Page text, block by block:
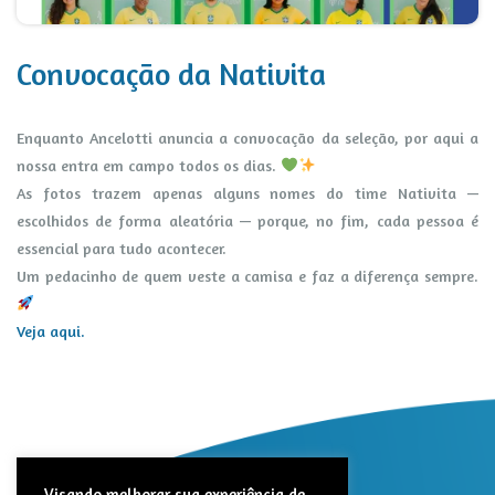
Convocação da Nativita
Enquanto Ancelotti anuncia a convocação da seleção, por aqui a
nossa entra em campo todos os dias.
As fotos trazem apenas alguns nomes do time Nativita —
escolhidos de forma aleatória — porque, no fim, cada pessoa é
essencial para tudo acontecer.
Um pedacinho de quem veste a camisa e faz a diferença sempre.
Veja aqui.